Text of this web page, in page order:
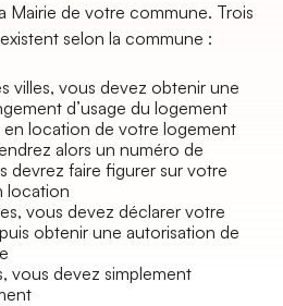
Mairie de votre commune. Trois
selon la commune :
villes, vous devez obtenir une
d’usage du logement
en location de votre logement
alors un numéro de
devrez faire figurer sur votre
location
vous devez déclarer votre
obtenir une autorisation de
vous devez simplement